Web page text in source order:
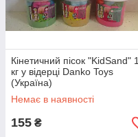
Кінетичний пісок "KidSand" 1
кг у відерці Danko Toys
(Україна)
Немає в наявності
155 ₴